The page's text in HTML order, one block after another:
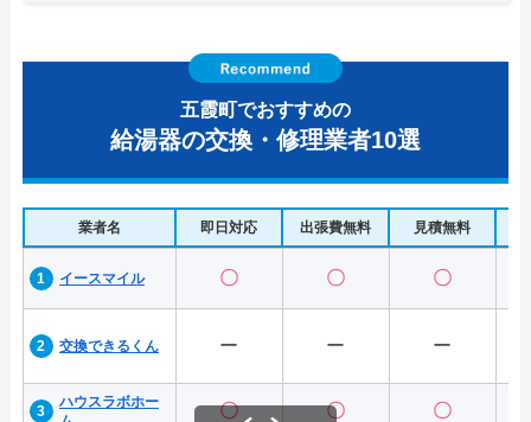
五霞町でおすすめの
給湯器の交換・修理業者10選
業者名 即日対応 出張費無料 見積無料
イースマイル 〇 〇 〇
交換できるくん ー ー ー
ハウスラボホー
〇 〇 〇